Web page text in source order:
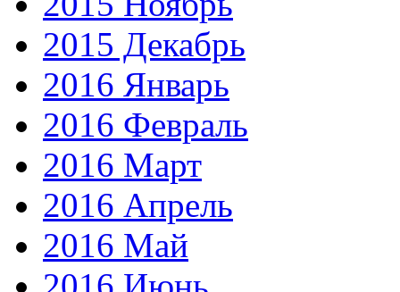
2015 Декабрь
2016 Январь
2016 Февраль
2016 Март
2016 Апрель
2016 Май